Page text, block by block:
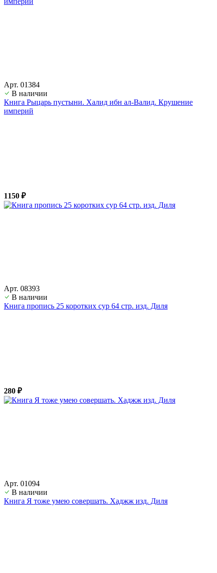
Арт. 01384
В наличии
Книга Рыцарь пустыни. Халид ибн ал-Валид. Крушение
империй
1150 ₽
Арт. 08393
В наличии
Книга пропись 25 коротких сур 64 стр. изд. Диля
280 ₽
Арт. 01094
В наличии
Книга Я тоже умею совершать. Хаджж изд. Диля